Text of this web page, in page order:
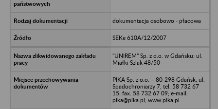
dokumentacja osobowo - płacowa
SEKe 610A/12/2007
"UNIREM" Sp. z o.o. w Gdańsku; ul.
Miałki Szlak 48/50
PIKA Sp. z o.o. – 80-298 Gdańsk, ul.
Spadochroniarzy 7, tel. 58 732 67
15; fax. 58 732 67 09; e-mail:
pika@pika.pl; www.pika.pl